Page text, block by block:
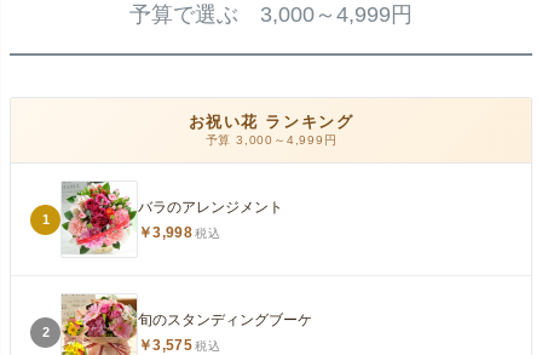
予算で選ぶ 3,000～4,999円
お祝い花 ランキング
予算 3,000～4,999円
1
バラのアレンジメント
￥3,998税込
2
旬のスタンディングブーケ
￥3,575税込